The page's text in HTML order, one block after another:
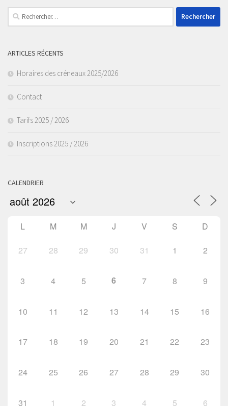
Rechercher :
ARTICLES RÉCENTS
Horaires des créneaux 2025/2026
Contact
Tarifs 2025 / 2026
Inscriptions 2025 / 2026
CALENDRIER
L M M J V S D
27 28 29 30 31 1 2
3 4 5 6 7 8 9
10 11 12 13 14 15 16
17 18 19 20 21 22 23
24 25 26 27 28 29 30
31 1 2 3 4 5 6